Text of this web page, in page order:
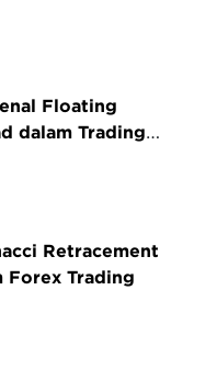
Floating
dalam Trading
Retracement
Forex Trading